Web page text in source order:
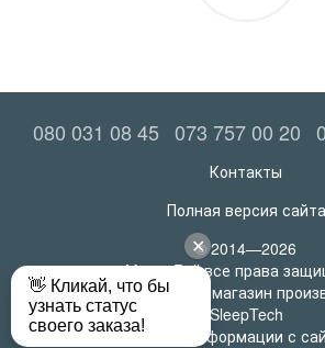
080 031 08 45 073 757 00 20
Контакты
Полная версия сайта
© 2014—2026
MatrasRoll все права
Официальный интернет-магазин
SleepTech
Любое использование информации с